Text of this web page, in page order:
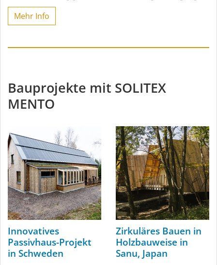
Mehr Info
Bauprojekte mit SOLITEX
MENTO
Innovatives
Passivhaus-Projekt
in Schweden
Zirkuläres Bauen in
Holzbauweise in
Sanu, Japan